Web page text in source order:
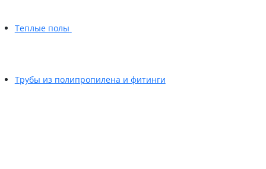
Теплые полы
Трубы из полипропилена и фитинги